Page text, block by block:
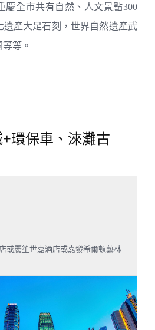
慶全市共有自然、人文景點300
遺產大足石刻，世界自然遺產武
等。
環保車、淶灘古
或麗笙世嘉酒店或嘉發希爾頓藝林